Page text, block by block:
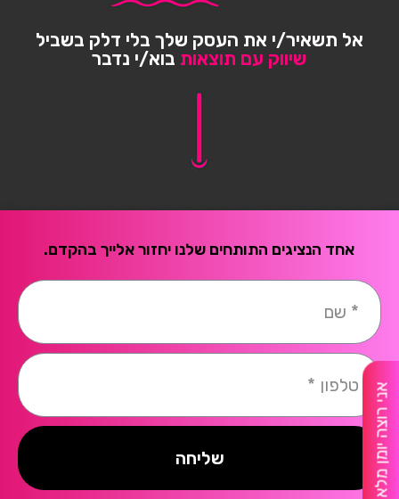
אני רוצה יומן מלא
אל תשאיר/י את העסק שלך בלי דלק בשביל
שיווק עם תוצאות בוא/י נדבר
אחד הנציגים התותחים שלנו יחזור אלייך בהקדם.
שליחה